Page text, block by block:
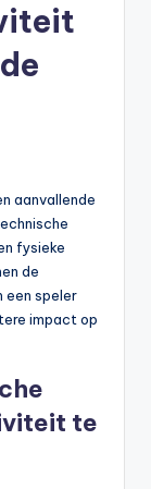
aanvallende
fysieke
de
een speler
impact op
te